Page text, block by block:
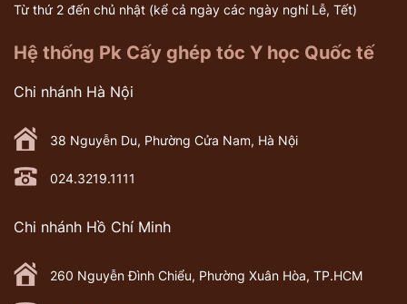
Từ thứ 2 đến chủ nhật (kể cả ngày các ngày nghỉ Lễ, Tết)
Hệ thống Pk Cấy ghép tóc Y học Quốc tế
Chi nhánh Hà Nội
38 Nguyễn Du, Phường Cửa Nam, Hà Nội
024.3219.1111
Chi nhánh Hồ Chí Minh
260 Nguyễn Đình Chiểu, Phường Xuân Hòa, TP.HCM